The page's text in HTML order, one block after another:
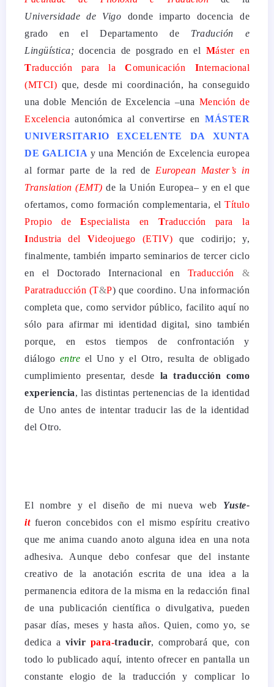
Universidade de Vigo donde imparto docencia de
grado en el Departamento de Tradución e
Lingüística;docencia de posgrado en el Máster en
Traducciónpara laComunicación Internacional
(MTCI) que, desde mi coordinación, ha conseguido
una doble Mención de Excelencia –una Mención de
Excelencia autonómica al convertirse en MÁSTER
UNIVERSITARIO EXCELENTE DA XUNTA
DE GALICIA y una Mención de Excelencia europea
al formar parte de la red de European Master’s in
Translation (EMT) de la Unión Europea– y en el que
ofertamos, como formación complementaria, el Título
Propio deEspecialista en Traducción para
la
Industria del Videojuego (ETIV) que codirijo; y,
finalmente, también imparto seminarios de tercer ciclo
en el Doctorado Internacional en Traducción &
Paratraducción (T&P) que coordino. Una información
completa que, como servidor público, facilito aquí no
sólo para afirmar mi identidad digital, sino también
porque, en estos tiempos de confrontación y
diálogo entre el Uno y el Otro, resulta de obligado
cumplimiento presentar, desde la traducción como
experiencia, las distintas pertenencias de la identidad
de Uno antes de intentar traducir las de la identidad
del Otro.
El nombre y el diseño de mi nueva web Yuste-
itfueron concebidos con el mismo espíritu creativo
que me anima cuando anoto alguna idea en una nota
adhesiva. Aunque debo confesar que del instante
creativo de la anotación escrita de una idea a la
permanencia editora de la misma en la redacción final
de una publicación científica o divulgativa, pueden
pasar días, meses y hasta años.Quien, como yo, se
dedica a vivir para-traducir, comprobará que, con
todo lo publicado aquí, intento ofrecer en pantalla un
constante elogio de la traducción y complicar lo